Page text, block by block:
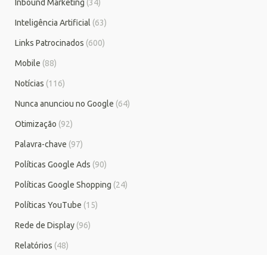
Inbound Marketing (34)
Inteligência Artificial (63)
Links Patrocinados (600)
Mobile (88)
Notícias (116)
Nunca anunciou no Google (64)
Otimização (92)
Palavra-chave (97)
Políticas Google Ads (90)
Políticas Google Shopping (24)
Políticas YouTube (15)
Rede de Display (96)
Relatórios (48)